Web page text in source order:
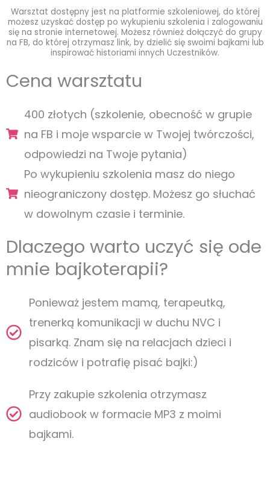
Warsztat dostępny jest na platformie szkoleniowej, do której
możesz uzyskać dostęp po wykupieniu szkolenia i zalogowaniu
się na stronie internetowej. Możesz również dołączyć do grupy
na FB, do której otrzymasz link, by dzielić się swoimi bajkami lub
inspirować historiami innych Uczestników.
Cena warsztatu
400 złotych (szkolenie, obecność w grupie
na FB i moje wsparcie w Twojej twórczości,
odpowiedzi na Twoje pytania)
Po wykupieniu szkolenia masz do niego
nieograniczony dostęp. Możesz go słuchać
w dowolnym czasie i terminie.
Dlaczego warto uczyć się ode
mnie bajkoterapii?
Ponieważ jestem mamą, terapeutką,
trenerką komunikacji w duchu NVC i
pisarką. Znam się na relacjach dzieci i
rodziców i potrafię pisać bajki:)
Przy zakupie szkolenia otrzymasz
audiobook w formacie MP3 z moimi
bajkami.